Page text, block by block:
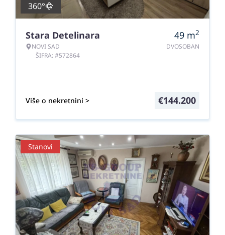
360°
Stara Detelinara
NOVI SAD
ŠIFRA: #572864
49 m2
DVOSOBAN
Više o nekretnini > €144.200
Stanovi